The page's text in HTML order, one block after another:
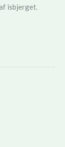
isbjerget.